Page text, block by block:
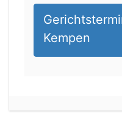
Kempen
Amtsgericht Unna